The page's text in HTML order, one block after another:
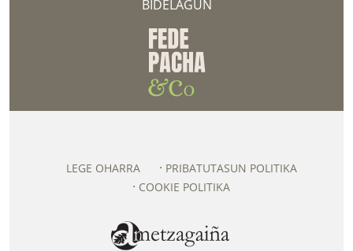
BIDELAGUN
LEGE OHARRA
PRIBATUTASUN POLITIKA
COOKIE POLITIKA